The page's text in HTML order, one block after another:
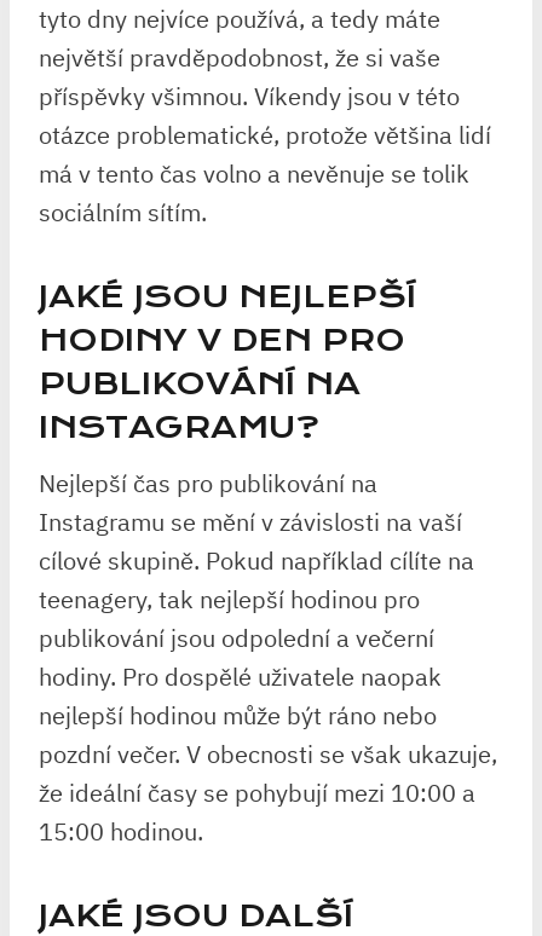
tyto dny nejvíce používá, a tedy máte
největší pravděpodobnost, že si vaše
příspěvky všimnou. Víkendy jsou v této
otázce problematické, protože většina lidí
má v tento čas volno a nevěnuje se tolik
sociálním sítím.
JAKÉ JSOU NEJLEPŠÍ
HODINY V DEN PRO
PUBLIKOVÁNÍ NA
INSTAGRAMU?
Nejlepší čas pro publikování na
Instagramu se mění v závislosti na vaší
cílové skupině. Pokud například cílíte na
teenagery, tak nejlepší hodinou pro
publikování jsou odpolední a večerní
hodiny. Pro dospělé uživatele naopak
nejlepší hodinou může být ráno nebo
pozdní večer. V obecnosti se však ukazuje,
že ideální časy se pohybují mezi 10:00 a
15:00 hodinou.
JAKÉ JSOU DALŠÍ